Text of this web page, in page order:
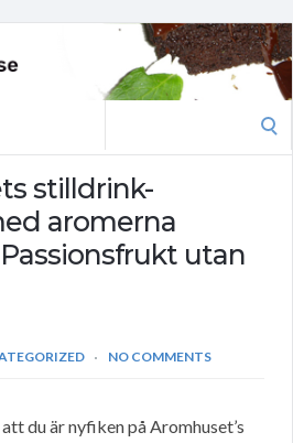
stilldrink-
aromerna
utan
NO COMMENTS
du är nyfiken på Aromhuset’s